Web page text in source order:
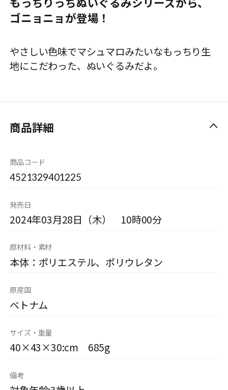
ゴニョニョが登場！
やさしい色味でマシュマロみたいなもっちり生
地にこだわった、ぬいぐるみだよ。
商品詳細
商品コード
4521329401225
発売日
2024年03月28日（木） 10時00分
原材料・素材
本体：ポリエステル、ポリウレタン
原産国
ベトナム
サイズ・重量
40×43×30:cm 685g
備考